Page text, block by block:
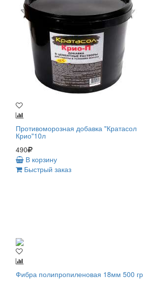
Противоморозная добавка "Кратасол
Крио"10л
490
В корзину
Быстрый заказ
Фибра полипропиленовая 18мм 500 гр